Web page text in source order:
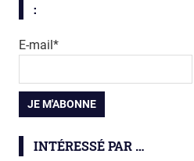
:
E-mail*
INTÉRESSÉ PAR …